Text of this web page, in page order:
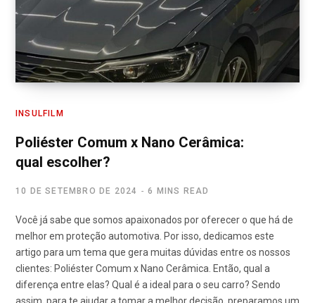
INSULFILM
Poliéster Comum x Nano Cerâmica:
qual escolher?
10 DE SETEMBRO DE 2024 6 MINS READ
Você já sabe que somos apaixonados por oferecer o que há de
melhor em proteção automotiva. Por isso, dedicamos este
artigo para um tema que gera muitas dúvidas entre os nossos
clientes: Poliéster Comum x Nano Cerâmica. Então, qual a
diferença entre elas? Qual é a ideal para o seu carro? Sendo